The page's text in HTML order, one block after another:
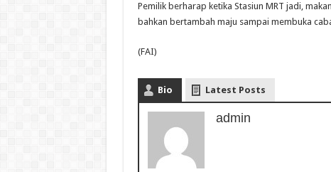
Pemilik berharap ketika Stasiun MRT jadi,
bahkan bertambah maju sampai membuka
(FAI)
Bio Latest Posts
admin